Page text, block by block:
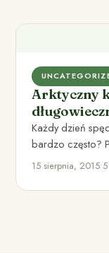
Arktyczny
Każdy dzień
bardzo często?
wyczerpana i
15 sierpnia, 2015•